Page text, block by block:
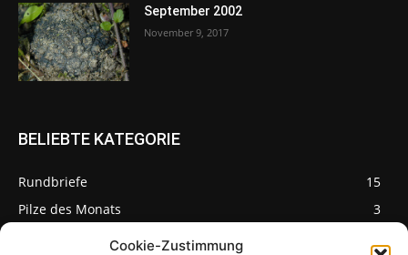
Cookie-Zustimmung
September 2002
November 9, 2017
BELIEBTE KATEGORIE
Rundbriefe
15
Pilze des Monats
3